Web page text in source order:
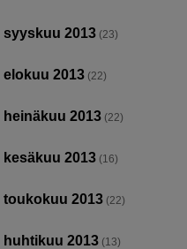
syyskuu 2013 (23)
elokuu 2013 (22)
heinäkuu 2013 (22)
kesäkuu 2013 (16)
toukokuu 2013 (22)
huhtikuu 2013 (13)